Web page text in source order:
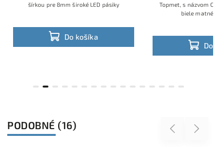
Do košíka
Topmet, s názvom Corner10.V2. Mliečno
Do
LEDpásiky so šírkou
ustenú montáž
PODOBNÉ (16) Previous Next